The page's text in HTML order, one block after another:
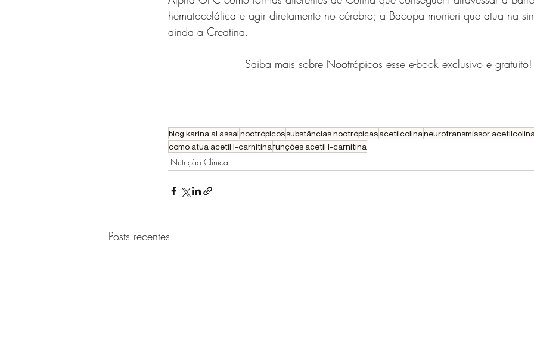
hematocefálica e agir diretamente no cérebro; a Bacopa monieri que atua na
ainda a Creatina.
Saiba mais sobre Nootrópicos esse e-book exclusivo e gratuito!
blog karina al assalnootrópicossubstâncias nootrópicasacetilcolinaneurotransmissor acetilcolina
como atua acetil l-carnitinafunções acetil l-carnitina
Nutrição Clínica
Posts recentes